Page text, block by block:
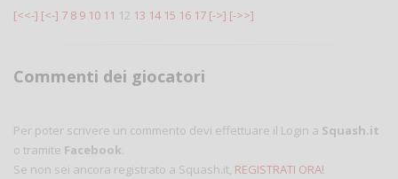
[<<-] [<-] 7 8 9 10 11 12 13 14 15 16 17 [->] [->>]
Commenti dei giocatori
Per poter scrivere un commento devi effettuare il Login a Squash.it
o tramite Facebook.
Se non sei ancora registrato a Squash.it, REGISTRATI ORA!